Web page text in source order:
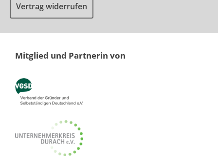
Vertrag widerrufen
Mitglied und Partnerin von